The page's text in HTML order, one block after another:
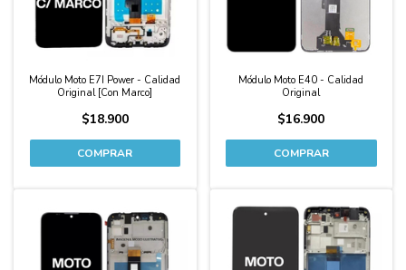
Módulo Moto E7I Power - Calidad
Original [Con Marco]
$18.900
Módulo Moto E40 - Calidad
Original
$16.900